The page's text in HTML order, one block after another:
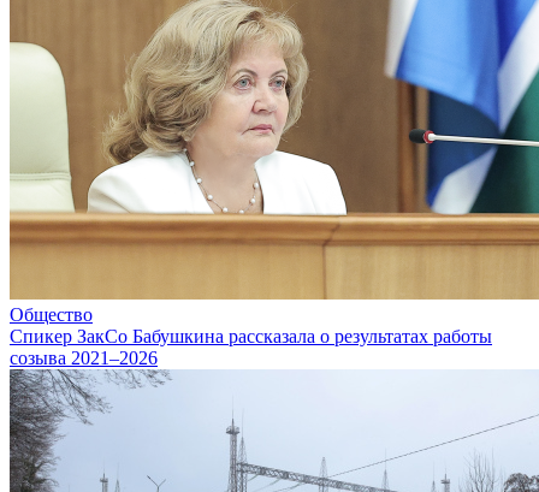
Общество
Спикер ЗакСо Бабушкина рассказала о результатах работы
созыва 2021–2026